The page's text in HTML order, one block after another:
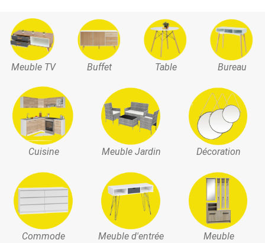
Meuble TV Buffet Table Bureau
Cuisine Meuble Jardin Décoration
Commode Meuble d'entrée
Meuble